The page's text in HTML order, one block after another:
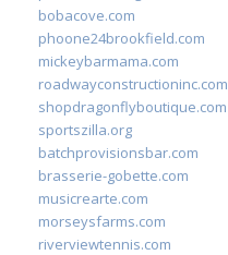
bobacove.com
phoone24brookfield.com
mickeybarmama.com
roadwayconstructioninc.com
shopdragonflyboutique.com
sportszilla.org
batchprovisionsbar.com
brasserie-gobette.com
musicrearte.com
morseysfarms.com
riverviewtennis.com